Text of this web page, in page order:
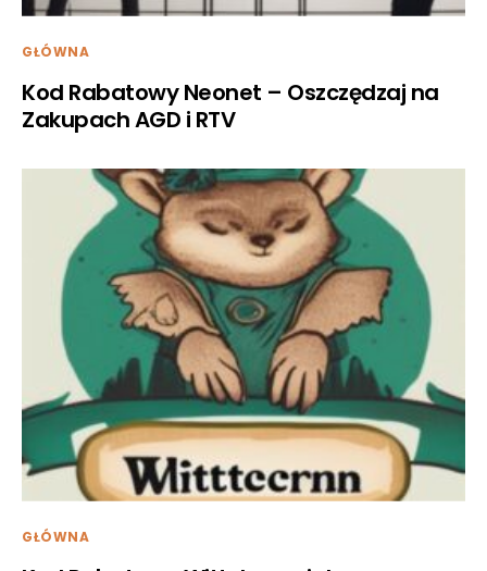
GŁÓWNA
Kod Rabatowy Neonet – Oszczędzaj na
Zakupach AGD i RTV
GŁÓWNA